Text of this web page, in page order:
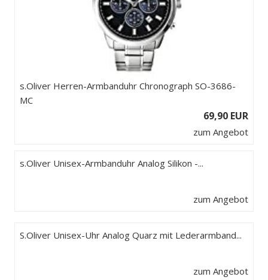
s.Oliver Herren-Armbanduhr Chronograph SO-3686-
MC
69,90 EUR
zum Angebot
s.Oliver Unisex-Armbanduhr Analog Silikon -...
zum Angebot
S.Oliver Unisex-Uhr Analog Quarz mit Lederarmband...
zum Angebot